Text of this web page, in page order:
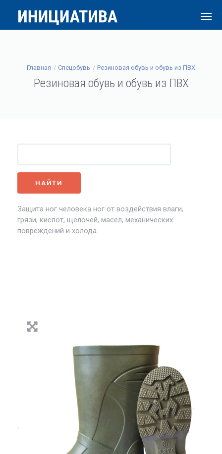
Главная Спецобувь Резиновая обувь и обувь из ПВХ
Резиновая обувь и обувь из ПВХ
Защита ног человека ног от воздействия влаги,
грязи, кислот, щелочей, масел, механических
повреждений и холода.